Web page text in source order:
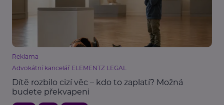
Reklama
Advokátní kancelář ELEMENTZ LEGAL
Dítě rozbilo cizí věc – kdo to zaplatí? Možná
budete překvapeni